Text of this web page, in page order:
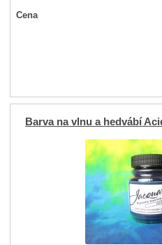
Cena
Barva na vlnu a hedvábí